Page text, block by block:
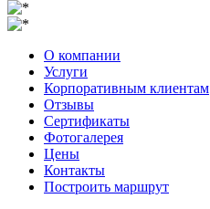
О компании
Услуги
Корпоративным клиентам
Отзывы
Сертификаты
Фотогалерея
Цены
Контакты
Построить маршрут